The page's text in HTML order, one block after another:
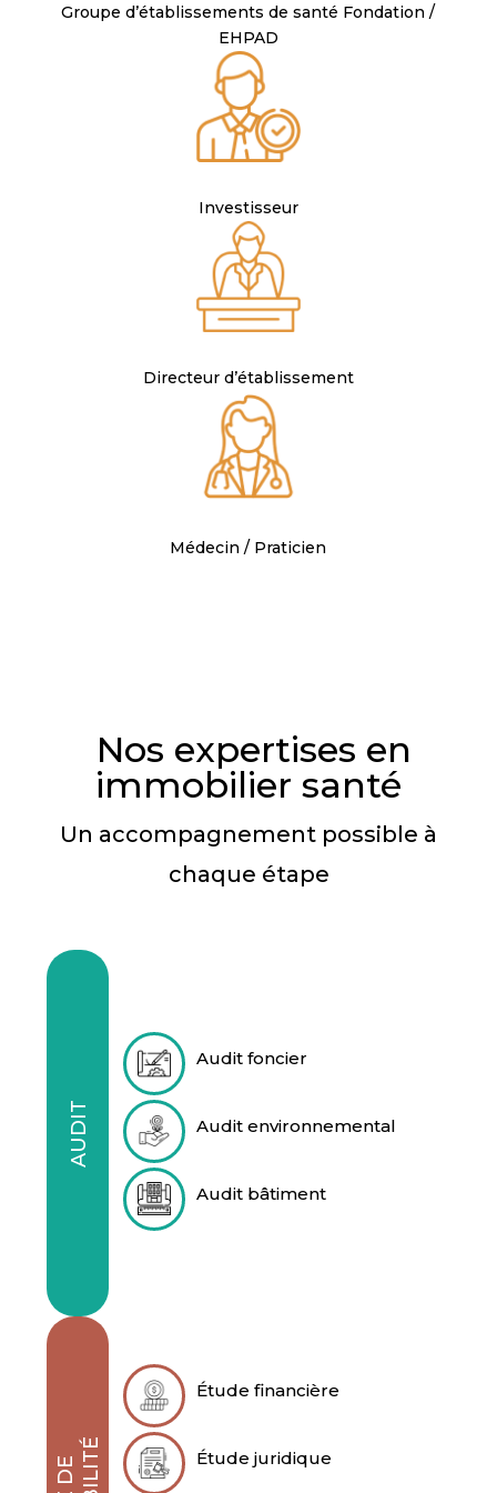
Groupe d’établissements de santé Fondation /
EHPAD
Investisseur
Directeur d’établissement
Médecin / Praticien
Nos expertises en
immobilier santé
Un accompagnement possible à
chaque étape
AUDIT
Audit foncier
Audit environnemental
Audit bâtiment
Étude financière
Étude juridique